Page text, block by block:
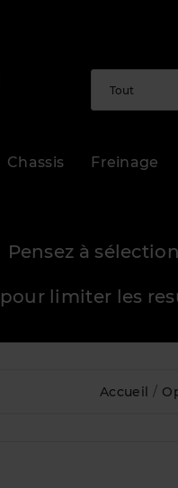
Chassis Freinage
Pensez à
pour limiter les
Accueil